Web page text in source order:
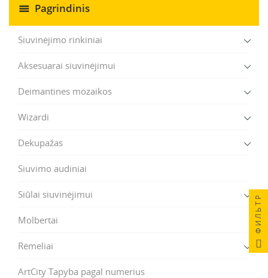
Pagrindinis
Siuvinėjimo rinkiniai
Aksesuarai siuvinėjimui
Deimantines mozaikos
Wizardi
Dekupažas
Siuvimo audiniai
Siūlai siuvinėjimui
Molbertai
Rėmeliai
ArtCity Tapyba pagal numerius
ФИЛЬТР